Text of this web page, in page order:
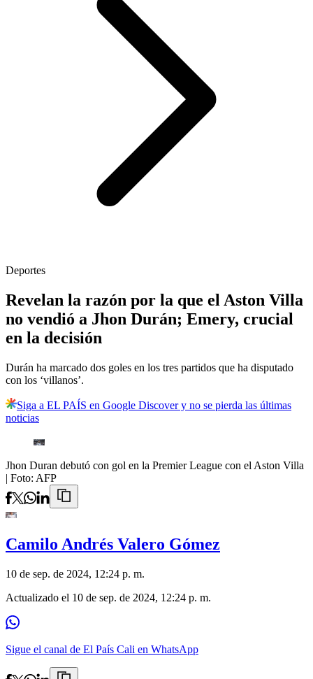
Deportes
Revelan la razón por la que el Aston Villa
no vendió a Jhon Durán; Emery, crucial
en la decisión
Durán ha marcado dos goles en los tres partidos que ha disputado
con los ‘villanos’.
Siga a EL PAÍS en Google Discover y no se pierda las últimas
noticias
Jhon Duran debutó con gol en la Premier League con el Aston Villa
| Foto: AFP
Camilo Andrés Valero Gómez
10 de sep. de 2024, 12:24 p. m.
Actualizado el 10 de sep. de 2024, 12:24 p. m.
Sigue el canal de El País Cali en WhatsApp